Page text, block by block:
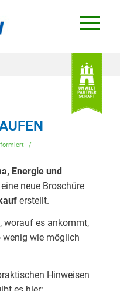
/
Energie und
neue Broschüre
erstellt.
worauf es ankommt,
wie möglich
Hinweisen